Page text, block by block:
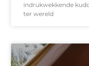
indrukwekkende
ter wereld